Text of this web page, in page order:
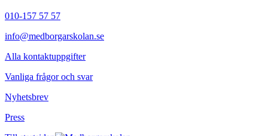
010-157 57 57
info@medborgarskolan.se
Alla kontaktuppgifter
Vanliga frågor och svar
Nyhetsbrev
Press